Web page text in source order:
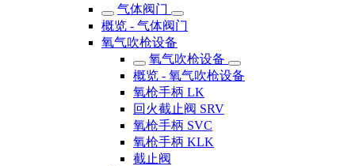
气体阀门
概览 - 气体阀门
氧气吹枪设备
氧气吹枪设备
概览 - 氧气吹枪设备
氧枪手柄 LK
回火截止阀 SRV
氧枪手柄 SVC
氧枪手柄 KLK
截止阀